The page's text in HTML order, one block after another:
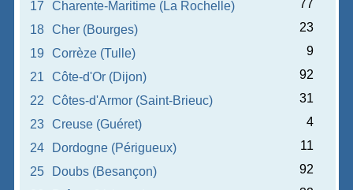
17 Charente-Maritime (La Rochelle)
77
18
Cher (Bourges)
23
19
Corrèze (Tulle)
9
21
Côte-d'Or (Dijon)
92
22
Côtes-d'Armor (Saint-Brieuc)
31
23
Creuse (Guéret)
4
24
Dordogne (Périgueux)
11
25
Doubs (Besançon)
92